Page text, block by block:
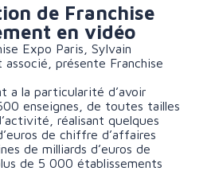
de Franchise
en vidéo
Expo Paris, Sylvain
présente Franchise
a la particularité d’avoir
enseignes, de toutes tailles
réalisant quelques
de chiffre d’affaires
de milliards d’euros de
de 5 000 établissements